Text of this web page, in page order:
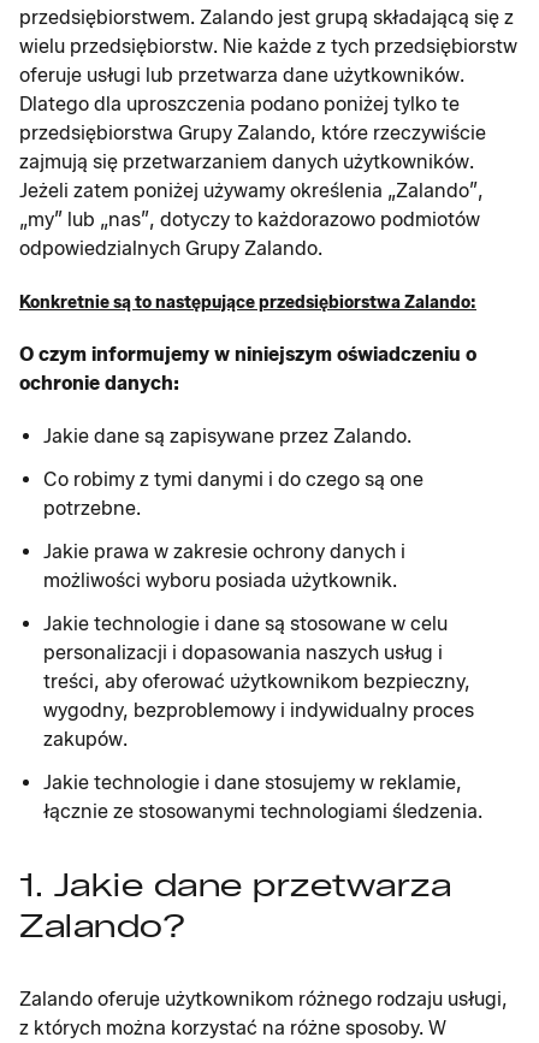
przedsiębiorstwem. Zalando jest grupą składającą się z
wielu przedsiębiorstw. Nie każde z tych przedsiębiorstw
oferuje usługi lub przetwarza dane użytkowników.
Dlatego dla uproszczenia podano poniżej tylko te
przedsiębiorstwa Grupy Zalando, które rzeczywiście
zajmują się przetwarzaniem danych użytkowników.
Jeżeli zatem poniżej używamy określenia „Zalando”,
„my” lub „nas”, dotyczy to każdorazowo podmiotów
odpowiedzialnych Grupy Zalando.
Konkretnie są to następujące przedsiębiorstwa Zalando:
O czym informujemy w niniejszym oświadczeniu o
ochronie danych:
Jakie dane są zapisywane przez Zalando.
Co robimy z tymi danymi i do czego są one
potrzebne.
Jakie prawa w zakresie ochrony danych i
możliwości wyboru posiada użytkownik.
Jakie technologie i dane są stosowane w celu
personalizacji i dopasowania naszych usług i
treści, aby oferować użytkownikom bezpieczny,
wygodny, bezproblemowy i indywidualny proces
zakupów.
Jakie technologie i dane stosujemy w reklamie,
łącznie ze stosowanymi technologiami śledzenia.
1. Jakie dane przetwarza
Zalando?
Zalando oferuje użytkownikom różnego rodzaju usługi,
z których można korzystać na różne sposoby. W